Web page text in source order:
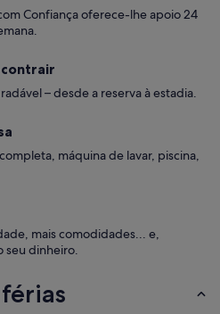
Confiança oferece-lhe apoio 24
– desde a reserva à estadia.
máquina de lavar, piscina,
mais comodidades... e,
seu dinheiro.